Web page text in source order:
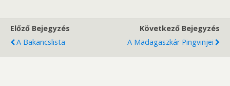
Előző Bejegyzés
A Bakancslista
Következő Bejegyzés
A Madagaszkár Pingvinjei